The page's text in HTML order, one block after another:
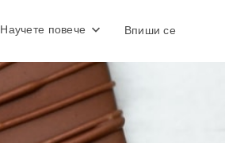
Научете повече Впиши се